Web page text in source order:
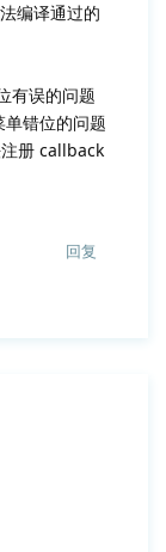
编译通过的
有误的问题
错位的问题
册 callback
回复